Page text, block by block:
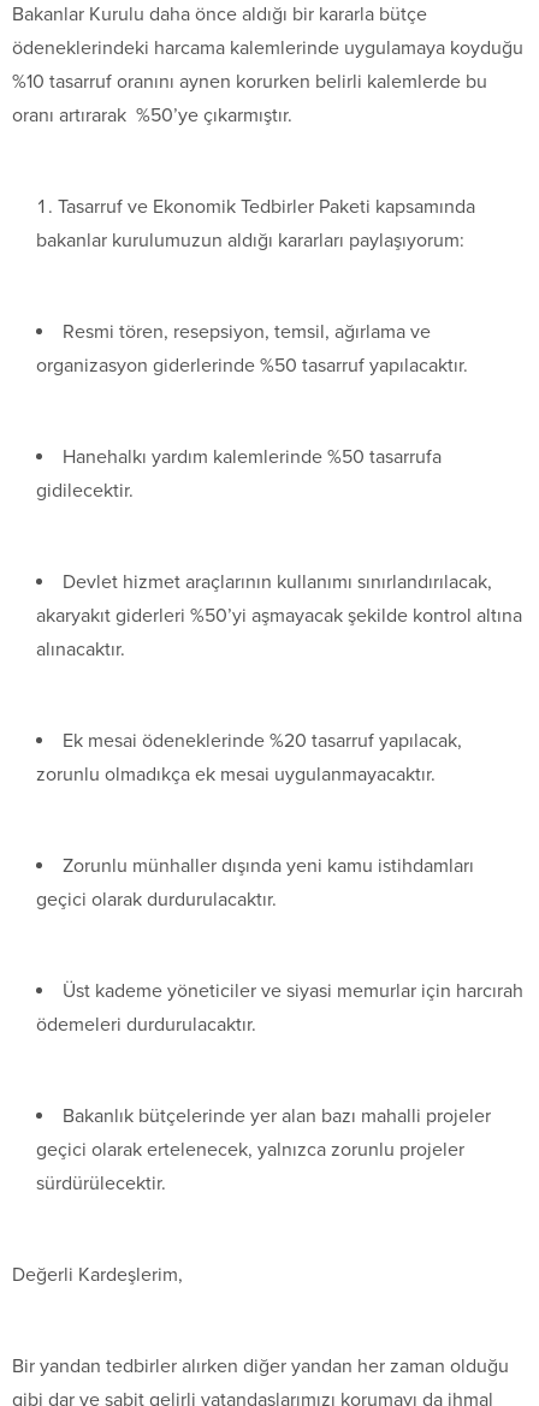
Bakanlar Kurulu daha önce aldığı bir kararla bütçe
ödeneklerindeki harcama kalemlerinde uygulamaya koyduğu
%10 tasarruf oranını aynen korurken belirli kalemlerde bu
oranı artırarak %50’ye çıkarmıştır.
Tasarruf ve Ekonomik Tedbirler Paketi kapsamında
bakanlar kurulumuzun aldığı kararları paylaşıyorum:
Resmi tören, resepsiyon, temsil, ağırlama ve
organizasyon giderlerinde %50 tasarruf yapılacaktır.
Hanehalkı yardım kalemlerinde %50 tasarrufa
gidilecektir.
Devlet hizmet araçlarının kullanımı sınırlandırılacak,
akaryakıt giderleri %50’yi aşmayacak şekilde kontrol altına
alınacaktır.
Ek mesai ödeneklerinde %20 tasarruf yapılacak,
zorunlu olmadıkça ek mesai uygulanmayacaktır.
Zorunlu münhaller dışında yeni kamu istihdamları
geçici olarak durdurulacaktır.
Üst kademe yöneticiler ve siyasi memurlar için harcırah
ödemeleri durdurulacaktır.
Bakanlık bütçelerinde yer alan bazı mahalli projeler
geçici olarak ertelenecek, yalnızca zorunlu projeler
sürdürülecektir.
Değerli Kardeşlerim,
Bir yandan tedbirler alırken diğer yandan her zaman olduğu
gibi dar ve sabit gelirli vatandaşlarımızı korumayı da ihmal